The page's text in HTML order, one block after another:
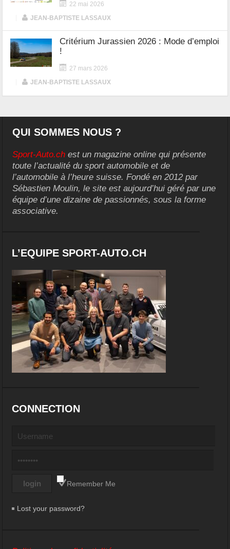
22 mai 2026
JEAN-BAPTISTE LASSAUX
Critérium Jurassien 2026 : Mode d’emploi
!
27 mars 2026
JEAN-BAPTISTE LASSAUX
QUI SOMMES NOUS ?
Sport-Auto.ch est un magazine online qui présente
toute l’actualité du sport automobile et de
l’automobile à l’heure suisse. Fondé en 2012 par
Sébastien Moulin, le site est aujourd’hui géré par une
équipe d’une dizaine de passionnés, sous la forme
associative.
L’EQUIPE SPORT-AUTO.CH
CONNECTION
Remember Me
Lost your password?